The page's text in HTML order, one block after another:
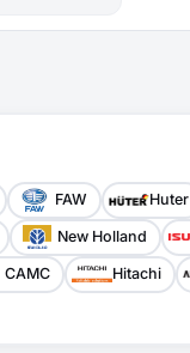
FAW Huter
New Holland
CAMC Hitachi